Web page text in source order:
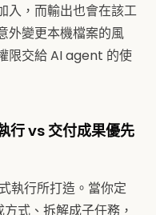
入，而輸出也會在該工
外變更本機檔案的風
限交給 AI agent 的使
行 vs 交付成果優先
行所打造。當你定
式、拆解成子任務，